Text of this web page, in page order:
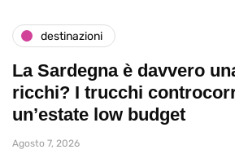
destinazioni
La Sardegna è davvero
ricchi? I trucchi
un’estate low budget
Agosto 7, 2026